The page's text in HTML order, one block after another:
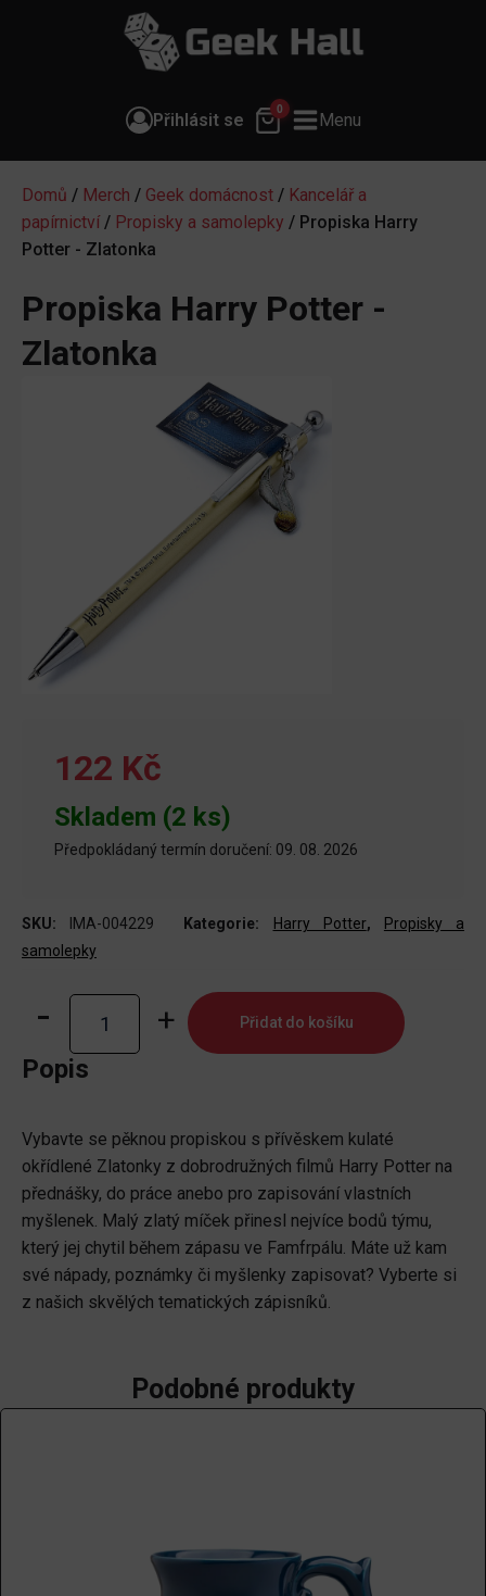
Přihlásit se
0
Menu
Domů / Merch / Geek domácnost / Kancelář a
papírnictví / Propisky a samolepky / Propiska Harry
Potter - Zlatonka
Propiska Harry Potter -
Zlatonka
122 Kč
Skladem (2 ks)
Předpokládaný termín doručení: 09. 08. 2026
SKU: IMA-004229 Kategorie: Harry Potter,
Propisky a
samolepky
Harry
Potter
množství
Přidat do košíku
Popis
Vybavte se pěknou propiskou s přívěskem kulaté
okřídlené Zlatonky z dobrodružných filmů Harry Potter na
přednášky, do práce anebo pro zapisování vlastních
myšlenek. Malý zlatý míček přinesl nejvíce bodů týmu,
který jej chytil během zápasu ve Famfrpálu. Máte už kam
své nápady, poznámky či myšlenky zapisovat? Vyberte si
z našich skvělých tematických zápisníků.
Podobné produkty